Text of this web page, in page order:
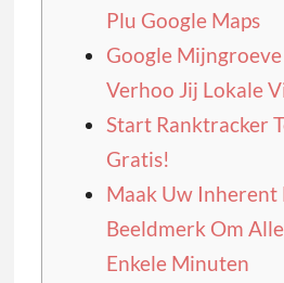
Plu Google Maps
Google
Verhoo Jij Lokale
Start Ranktracker
Gratis!
Maak Uw Inherent
Beeldmerk Om
Enkele Minuten